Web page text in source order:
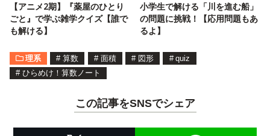
【アニメ2期】『薬屋のひとり
ごと』で学ぶ雑学クイズ【誰で
も解ける】
小学生で解ける「川を進む船」
の問題に挑戦！【応用問題もあ
るよ】
理系 # 算数 # 面積 # 図形 # quiz
# ひらめけ！算数ノート
この記事をSNSでシェア